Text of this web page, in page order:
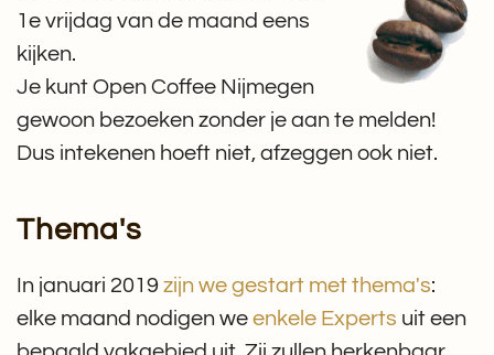
1e vrijdag van de maand eens
kijken.
Je kunt Open Coffee Nijmegen
gewoon bezoeken zonder je aan te melden!
Dus intekenen hoeft niet, afzeggen ook niet.
Thema's
In januari 2019 zijn we gestart met thema's:
elke maand nodigen we enkele Experts uit een